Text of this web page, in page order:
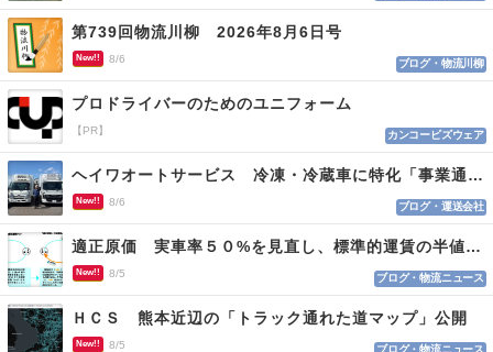
第739回物流川柳 2026年8月6日号
New!! 8/6 ブログ・物流川柳
プロドライバーのためのユニフォーム
【PR】 カンコービズウェア
ヘイワオートサービス 冷凍・冷蔵車に特化「事業通じ貢献目指す」
New!! 8/6 ブログ・運送会社
適正原価 実車率５０%を見直し、標準的運賃の半値の恐れも
New!! 8/5 ブログ・物流ニュース
ＨＣＳ 熊本近辺の「トラック通れた道マップ」公開
New!! 8/5